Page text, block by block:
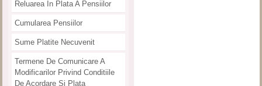
Reluarea In Plata A Pensiilor
Cumularea Pensiilor
Sume Platite Necuvenit
Termene De Comunicare A
Modificarilor Privind Conditiile
De Acordare Si Plata